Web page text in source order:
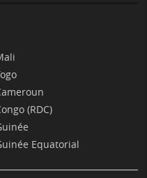
(RDC)
Equatorial